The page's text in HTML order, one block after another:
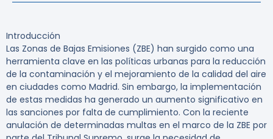
Introducción
Las Zonas de Bajas Emisiones (ZBE) han surgido como una
herramienta clave en las políticas urbanas para la reducción
de la contaminación y el mejoramiento de la calidad del aire
en ciudades como Madrid. Sin embargo, la implementación
de estas medidas ha generado un aumento significativo en
las sanciones por falta de cumplimiento. Con la reciente
anulación de determinadas multas en el marco de la ZBE por